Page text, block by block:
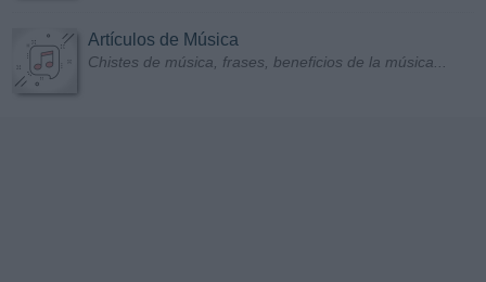
Artículos de Música
Chistes de música, frases, beneficios de la música...